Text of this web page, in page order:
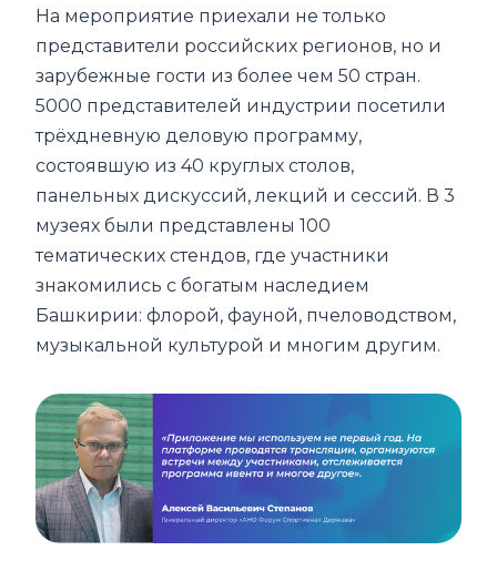
На мероприятие приехали не только
представители российских регионов, но и
зарубежные гости из более чем 50 стран.
5000 представителей индустрии посетили
трёхдневную деловую программу,
состоявшую из 40 круглых столов,
панельных дискуссий, лекций и сессий. В 3
музеях были представлены 100
тематических стендов, где участники
знакомились с богатым наследием
Башкирии: флорой, фауной, пчеловодством,
музыкальной культурой и многим другим.